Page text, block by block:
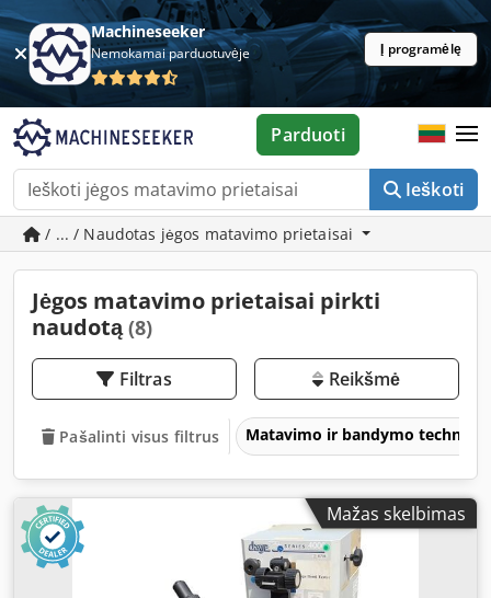
Machineseeker
Nemokamai parduotuvėje Į programėlę
Ieškoti
Parduoti
/ ... / Naudotas jėgos matavimo prietaisai
Jėgos matavimo prietaisai pirkti
naudotą(8)
Filtras Reikšmė
Pašalinti visus filtrus Matavimo ir bandymo technika
Mažas skelbimas